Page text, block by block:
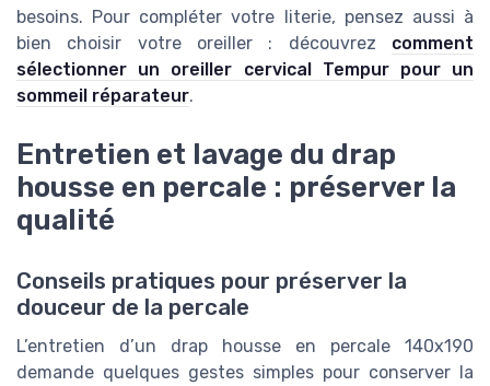
besoins. Pour compléter votre literie, pensez aussi à
bien choisir votre oreiller : découvrez comment
sélectionner un oreiller cervical Tempur pour un
sommeil réparateur.
Entretien et lavage du drap
housse en percale : préserver la
qualité
Conseils pratiques pour préserver la
douceur de la percale
L’entretien d’un drap housse en percale 140x190
demande quelques gestes simples pour conserver la